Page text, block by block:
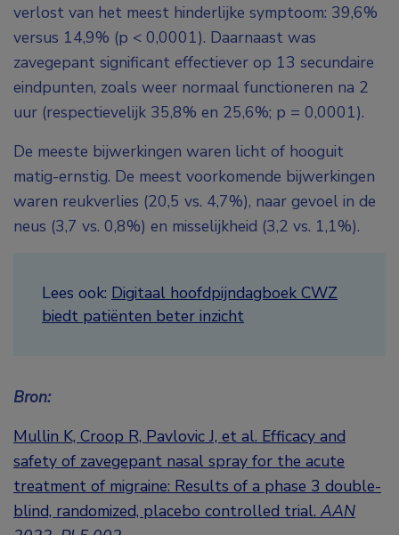
verlost van het meest hinderlijke symptoom: 39,6%
versus 14,9% (p < 0,0001). Daarnaast was
zavegepant significant effectiever op 13 secundaire
eindpunten, zoals weer normaal functioneren na 2
uur (respectievelijk 35,8% en 25,6%; p = 0,0001).
De meeste bijwerkingen waren licht of hooguit
matig-ernstig. De meest voorkomende bijwerkingen
waren reukverlies (20,5 vs. 4,7%), naar gevoel in de
neus (3,7 vs. 0,8%) en misselijkheid (3,2 vs. 1,1%).
Lees ook: Digitaal hoofdpijndagboek CWZ
biedt patiënten beter inzicht
Bron:
Mullin K, Croop R, Pavlovic J, et al. Efficacy and
safety of zavegepant nasal spray for the acute
treatment of migraine: Results of a phase 3 double-
blind, randomized, placebo controlled trial. AAN